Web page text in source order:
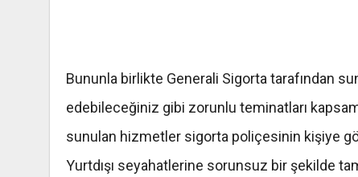
Bununla birlikte Generali Sigorta tarafından
edebileceğiniz gibi zorunlu teminatları
sunulan hizmetler sigorta poliçesinin kişiye
Yurtdışı seyahatlerine sorunsuz bir şekilde